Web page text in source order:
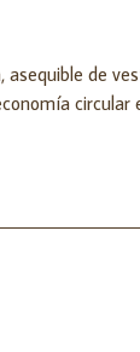
de
circular